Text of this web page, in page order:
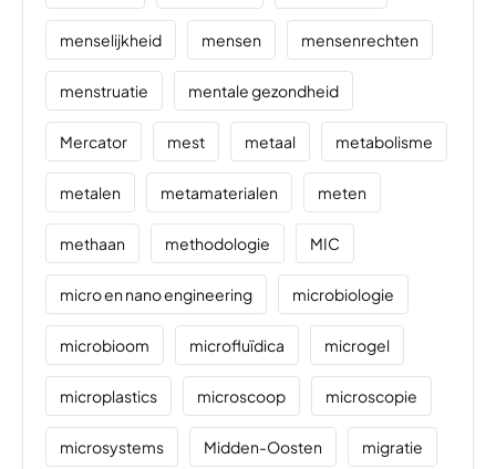
menselijkheid mensen mensenrechten
menstruatie mentale gezondheid
Mercator mest metaal metabolisme
metalen metamaterialen meten
methaan methodologie MIC
micro en nano engineering microbiologie
microbioom microfluïdica microgel
microplastics microscoop microscopie
microsystems Midden-Oosten migratie